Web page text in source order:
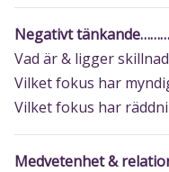
Negativt
Vad är & ligger
Vilket fokus har
Vilket fokus har
Medvetenhet &